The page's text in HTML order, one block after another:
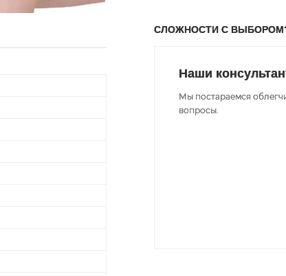
СЛОЖНОСТИ С
Наши
Мы постараемся
вопросы.